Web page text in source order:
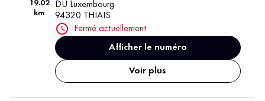
19.02
km
DU Luxembourg
94320 THIAIS
Fermé actuellement
Afficher le numéro
Voir plus